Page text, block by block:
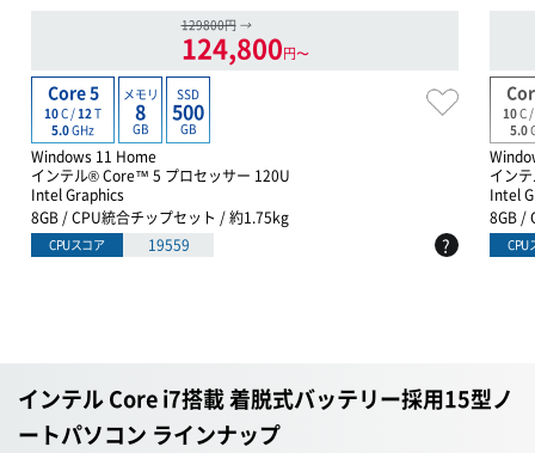
129800円 →
124,800円〜
Core 5
10C / 12 T
5.0GHz
メモリ
8
GB
SSD
500
GB
Windows 11 Home
インテル® Core™ 5 プロセッサー 120U
Intel Graphics
8GB / CPU統合チップセット / 約1.75kg
CPUスコア 19559 ?
10C /
5.0
イン
Intel
8GB /
CPU
インテル Core i7搭載 着脱式バッテリー採用15型ノ
ートパソコン ラインナップ